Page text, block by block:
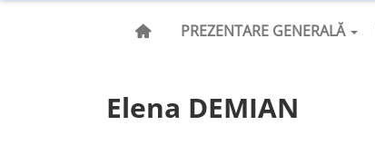
PREZENTARE GENERALĂ
Elena DEMIAN